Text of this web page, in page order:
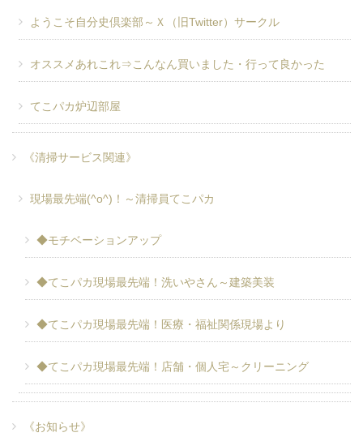
ようこそ自分史倶楽部～Ｘ（旧Twitter）サークル
オススメあれこれ⇒こんなん買いました・行って良かった
てこパカ炉辺部屋
《清掃サービス関連》
現場最先端(^o^)！～清掃員てこパカ
◆モチベーションアップ
◆てこパカ現場最先端！洗いやさん～建築美装
◆てこパカ現場最先端！医療・福祉関係現場より
◆てこパカ現場最先端！店舗・個人宅～クリーニング
《お知らせ》